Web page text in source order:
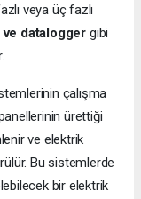
veya üç fazlı
datalogger gibi
çalışma
ürettiği
ve elektrik
Bu sistemlerde
bir elektrik